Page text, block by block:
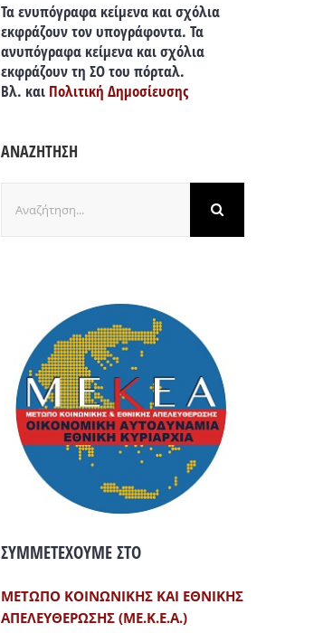
Τα ενυπόγραφα κείμενα και σχόλια
εκφράζουν τον υπογράφοντα. Τα
ανυπόγραφα κείμενα και σχόλια
εκφράζουν τη ΣΟ του πόρταλ.
Βλ. και Πολιτική Δημοσίευσης
ΑΝΑΖΗΤΗΣΗ
για:
ΣΥΜΜΕΤΕΧΟΥΜΕ ΣΤΟ
ΜΕΤΩΠΟ ΚΟΙΝΩΝΙΚΗΣ ΚΑΙ ΕΘΝΙΚΗΣ
ΑΠΕΛΕΥΘΕΡΩΣΗΣ (ΜΕ.Κ.Ε.Α.)